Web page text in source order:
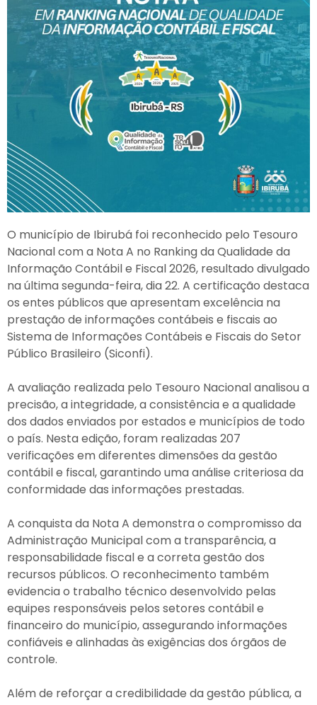
O município de Ibirubá foi reconhecido pelo Tesouro
Nacional com a Nota A no Ranking da Qualidade da
Informação Contábil e Fiscal 2026, resultado divulgado
na última segunda-feira, dia 22. A certificação destaca
os entes públicos que apresentam excelência na
prestação de informações contábeis e fiscais ao
Sistema de Informações Contábeis e Fiscais do Setor
Público Brasileiro (Siconfi).
A avaliação realizada pelo Tesouro Nacional analisou a
precisão, a integridade, a consistência e a qualidade
dos dados enviados por estados e municípios de todo
o país. Nesta edição, foram realizadas 207
verificações em diferentes dimensões da gestão
contábil e fiscal, garantindo uma análise criteriosa da
conformidade das informações prestadas.
A conquista da Nota A demonstra o compromisso da
Administração Municipal com a transparência, a
responsabilidade fiscal e a correta gestão dos
recursos públicos. O reconhecimento também
evidencia o trabalho técnico desenvolvido pelas
equipes responsáveis pelos setores contábil e
financeiro do município, assegurando informações
confiáveis e alinhadas às exigências dos órgãos de
controle.
Além de reforçar a credibilidade da gestão pública, a